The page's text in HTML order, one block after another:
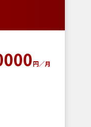
円／月